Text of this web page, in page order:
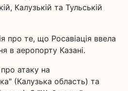
Калузькій та Тульській
про те, що Росавіація ввела
в аеропорту Казані.
атаку на
(Калузька область) та